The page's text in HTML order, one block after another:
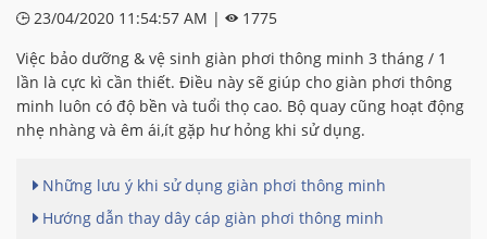
23/04/2020 11:54:57 AM |
1775
Việc bảo dưỡng & vệ sinh giàn phơi thông minh 3 tháng / 1
lần là cực kì cần thiết. Điều này sẽ giúp cho giàn phơi thông
minh luôn có độ bền và tuổi thọ cao. Bộ quay cũng hoạt động
nhẹ nhàng và êm ái,ít gặp hư hỏng khi sử dụng.
Những lưu ý khi sử dụng giàn phơi thông minh
Hướng dẫn thay dây cáp giàn phơi thông minh